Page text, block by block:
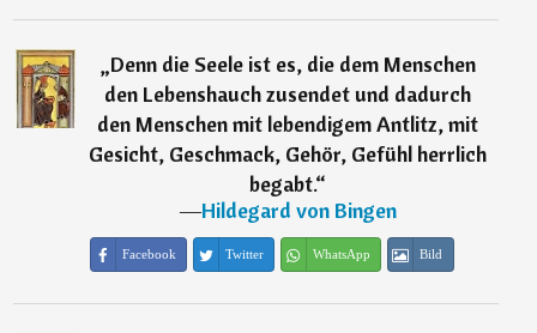
„Denn die Seele ist es, die dem Menschen
den Lebenshauch zusendet und dadurch
den Menschen mit lebendigem Antlitz, mit
Gesicht, Geschmack, Gehör, Gefühl herrlich
begabt.“
―Hildegard von Bingen
Facebook Twitter WhatsApp Bild